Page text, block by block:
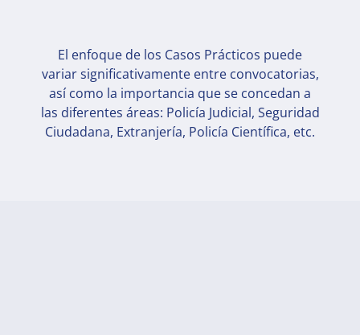
El enfoque de los Casos Prácticos puede
variar significativamente entre convocatorias,
así como la importancia que se concedan a
las diferentes áreas: Policía Judicial, Seguridad
Ciudadana, Extranjería, Policía Científica, etc.